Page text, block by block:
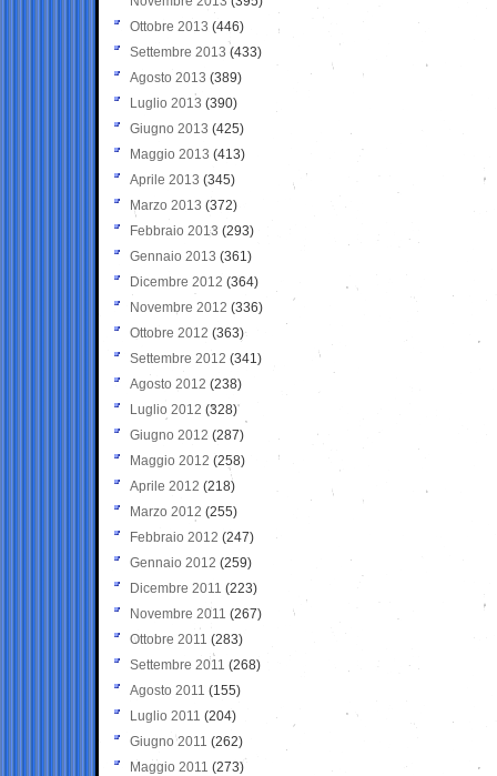
Ottobre 2013 (446)
Settembre 2013 (433)
Agosto 2013 (389)
Luglio 2013 (390)
Giugno 2013 (425)
Maggio 2013 (413)
Aprile 2013 (345)
Marzo 2013 (372)
Febbraio 2013 (293)
Gennaio 2013 (361)
Dicembre 2012 (364)
Novembre 2012 (336)
Ottobre 2012 (363)
Settembre 2012 (341)
Agosto 2012 (238)
Luglio 2012 (328)
Giugno 2012 (287)
Maggio 2012 (258)
Aprile 2012 (218)
Marzo 2012 (255)
Febbraio 2012 (247)
Gennaio 2012 (259)
Dicembre 2011 (223)
Novembre 2011 (267)
Ottobre 2011 (283)
Settembre 2011 (268)
Agosto 2011 (155)
Luglio 2011 (204)
Giugno 2011 (262)
Maggio 2011 (273)